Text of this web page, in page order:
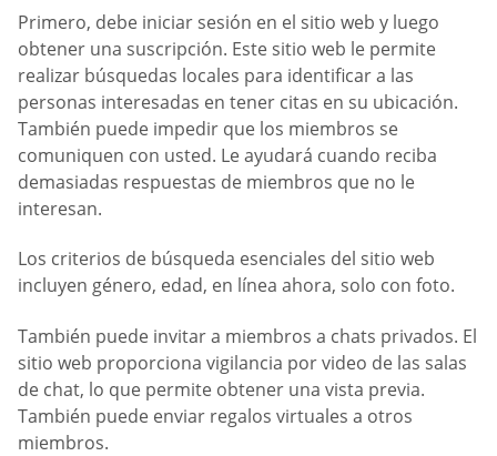
Primero, debe iniciar sesión en el sitio web y luego
obtener una suscripción. Este sitio web le permite
realizar búsquedas locales para identificar a las
personas interesadas en tener citas en su ubicación.
También puede impedir que los miembros se
comuniquen con usted. Le ayudará cuando reciba
demasiadas respuestas de miembros que no le
interesan.
Los criterios de búsqueda esenciales del sitio web
incluyen género, edad, en línea ahora, solo con foto.
También puede invitar a miembros a chats privados. El
sitio web proporciona vigilancia por video de las salas
de chat, lo que permite obtener una vista previa.
También puede enviar regalos virtuales a otros
miembros.